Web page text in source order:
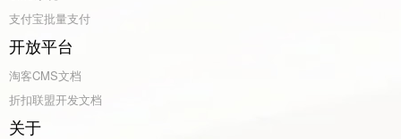
支付宝批量支付
开放平台
淘客CMS文档
折扣联盟开发文档
关于